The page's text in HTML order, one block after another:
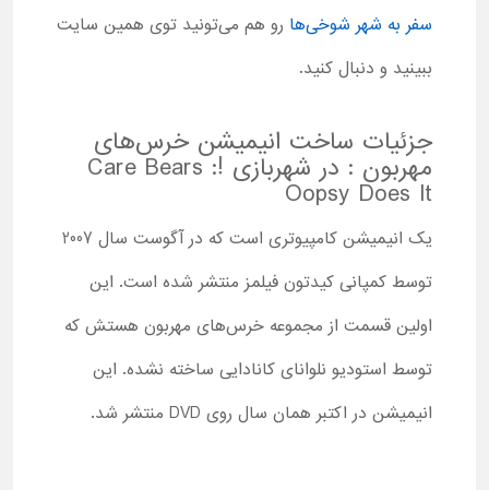
سفر به شهر شوخی‌ها رو هم می‌تونید توی همین سایت
ببینید و دنبال کنید.
جزئیات ساخت انیمیشن خرس‌های
مهربون : در شهربازی !Care Bears :
Oopsy Does It
یک انیمیشن کامپیوتری است که در آگوست سال 2007
توسط کمپانی کیدتون فیلمز منتشر شده است. این
اولین قسمت از مجموعه خرس‌های مهربون هستش که
توسط استودیو نلوانای کانادایی ساخته نشده. این
انیمیشن در اکتبر همان سال روی DVD منتشر شد.